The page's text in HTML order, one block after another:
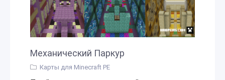
Механический Паркур
Карты для Minecraft PE